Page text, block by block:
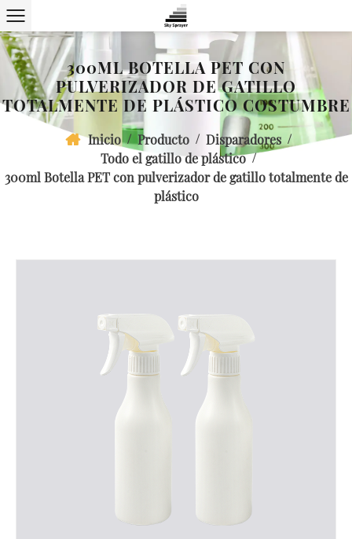
300ML BOTELLA PET CON
PULVERIZADOR DE GATILLO
TOTALMENTE DE PLÁSTICO COSTUMBRE
Inicio / Producto / Disparadores /
Todo el gatillo de plástico /
300ml Botella PET con pulverizador de gatillo totalmente de
plástico